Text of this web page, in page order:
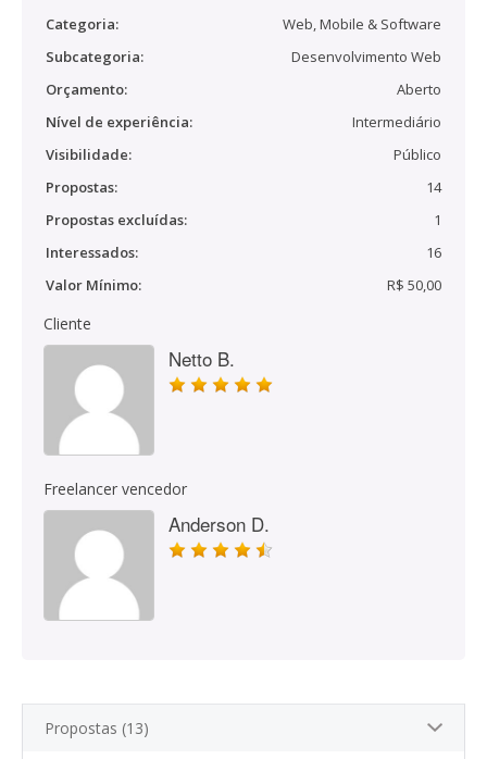
Categoria:
Web, Mobile & Software
Subcategoria:
Desenvolvimento Web
Orçamento:
Aberto
Nível de experiência:
Intermediário
Visibilidade:
Público
Propostas:
14
Propostas excluídas:
1
Interessados:
16
Valor Mínimo:
R$ 50,00
Cliente
Netto B.
Freelancer vencedor
Anderson D.
Propostas (13)